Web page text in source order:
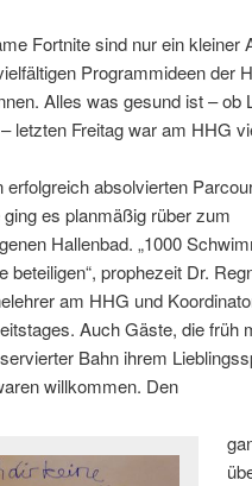
Fortnite sind nur ein kleiner
Programmideen der
Alles was gesund ist – ob
letzten Freitag war am HHG
erfolgreich absolvierten
es planmäßig rüber zum
Hallenbad. „1000
beteiligen“, prophezeit Dr.
am HHG und
Auch Gäste, die früh
Bahn ihrem
willkommen. Den